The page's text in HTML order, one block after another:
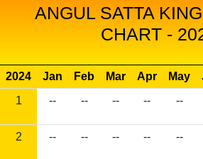
ANGUL SATTA
CHART -
2024 Jan Feb Mar Apr May
1
-- -- -- -- --
2 -- -- -- -- --